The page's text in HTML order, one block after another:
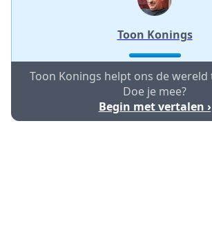
Toon Konings
Toon Konings helpt ons de
Doe je mee?
Begin met vertalen ›